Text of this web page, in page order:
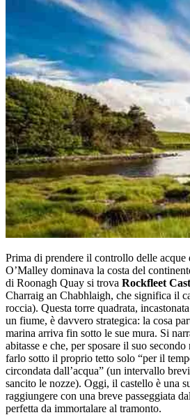
Prima di prendere il controllo delle acque
O’Malley dominava la costa del
di Roonagh Quay si trova Rockfleet
Charraig an Chabhlaigh, che significa il
roccia). Questa torre quadrata,
un fiume, è davvero strategica: la cosa
marina arriva fin sotto le sue mura. Si
abitasse e che, per sposare il suo
farlo sotto il proprio tetto solo “per il
circondata dall’acqua” (un intervallo
sancito le nozze). Oggi, il castello è una
raggiungere con una breve passeggiata
perfetta da immortalare al tramonto.